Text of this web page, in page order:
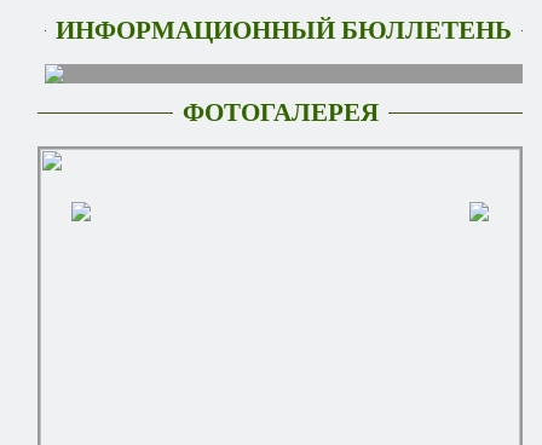
ИНФОРМАЦИОННЫЙ БЮЛЛЕТЕНЬ
ФОТОГАЛЕРЕЯ